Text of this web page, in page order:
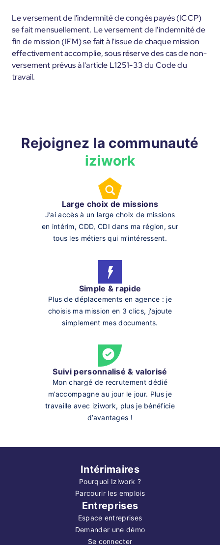
Le versement de l'indemnité de congés payés (ICCP)
se fait mensuellement. Le versement de l'indemnité de
fin de mission (IFM) se fait à l'issue de chaque mission
effectivement accomplie, sous réserve des cas de non-
versement prévus à l'article L1251-33 du Code du
travail.
Rejoignez la communauté
iziwork
Large choix de missions
J’ai accès à un large choix de missions
en intérim, CDD, CDI dans ma région, sur
tous les métiers qui m’intéressent.
Simple & rapide
Plus de déplacements en agence : je
choisis ma mission en 3 clics, j'ajoute
simplement mes documents.
Suivi personnalisé & valorisé
Mon chargé de recrutement dédié
m’accompagne au jour le jour. Plus je
travaille avec iziwork, plus je bénéficie
d’avantages !
Intérimaires
Pourquoi Iziwork ?
Parcourir les emplois
Entreprises
Espace entreprises
Demander une démo
Se connecter